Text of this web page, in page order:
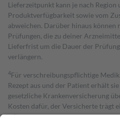
Lieferzeitpunkt kann je nach Region
Produktverfügbarkeit sowie vom
abweichen. Darüber hinaus können
Prüfungen, die zu deiner
Lieferfrist um die Dauer der
verlängern.
4Für verschreibungspflichtige
Rezept aus und der Patient erhält
gesetzliche Krankenversicherung
Kosten dafür, der Versicherte trägt
mit.